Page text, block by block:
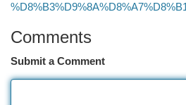
Comments
Submit a Comment